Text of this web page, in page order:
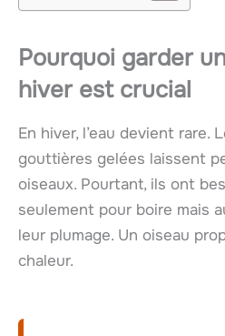
Pourquoi garder
hiver est crucial
En hiver, l’eau devient rare.
gouttières gelées laissent
oiseaux. Pourtant, ils ont
seulement pour boire mais
leur plumage. Un oiseau
chaleur.